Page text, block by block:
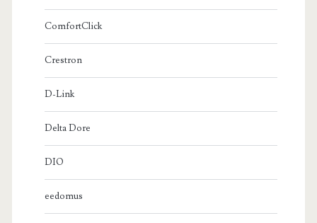
ComfortClick
Crestron
D-Link
Delta Dore
DIO
eedomus